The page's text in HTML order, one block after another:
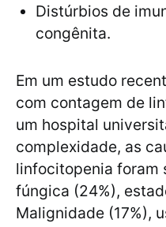
Distúrbios de
congênita.
Em um estudo
com contagem de
um hospital
complexidade, as
linfocitopenia foram
fúngica (24%),
Malignidade (17%),